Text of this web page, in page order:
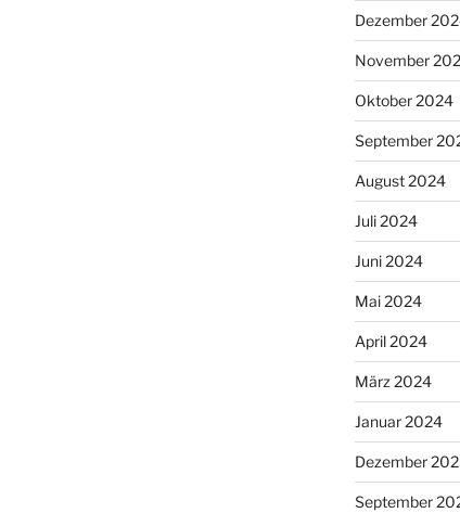
Dezember
November
Oktober 2024
September
August 2024
Juli 2024
Juni 2024
Mai 2024
April 2024
März 2024
Januar 2024
Dezember
September